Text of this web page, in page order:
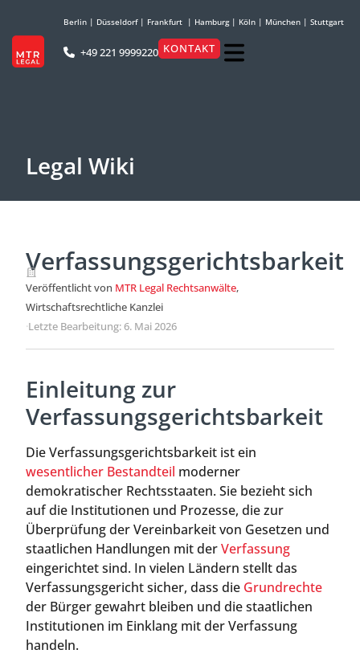
Berlin | Düsseldorf| Frankfurt | Hamburg| Köln | München | Stuttgart
+49 221 9999220 KONTAKT
Legal Wiki
Verfassungsgerichtsbarkeit
Veröffentlicht von MTR Legal Rechtsanwälte,
Wirtschaftsrechtliche Kanzlei
·Letzte Bearbeitung: 6. Mai 2026
Einleitung zur
Verfassungsgerichtsbarkeit
Die Verfassungsgerichtsbarkeit ist ein
wesentlicher Bestandteil moderner
demokratischer Rechtsstaaten. Sie bezieht sich
auf die Institutionen und Prozesse, die zur
Überprüfung der Vereinbarkeit von Gesetzen und
staatlichen Handlungen mit derVerfassung
eingerichtet sind. In vielen Ländern stellt das
Verfassungsgericht sicher, dass die Grundrechte
der Bürger gewahrt bleiben und die staatlichen
Institutionen im Einklang mit der Verfassung
handeln.